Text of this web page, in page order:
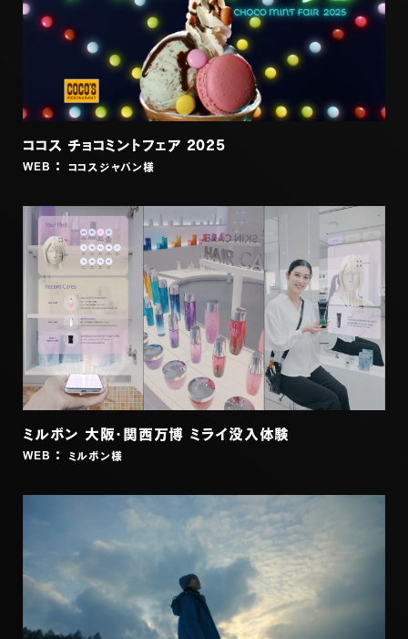
ココス チョコミントフェア 2025
WEB ココスジャパン様
ミルボン 大阪・関西万博 ミライ没入体験
WEB ミルボン様